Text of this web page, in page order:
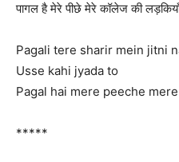
पागल है मेरे पीछे मेरे कॉलेज की
Pagali tere sharir mein jitni
Usse kahi jyada‪ to
Pagal hai mere peeche
*****